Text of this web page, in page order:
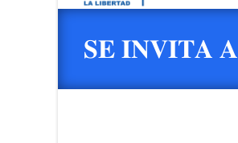
𝐒𝐄 𝐈𝐍𝐕𝐈𝐓𝐀